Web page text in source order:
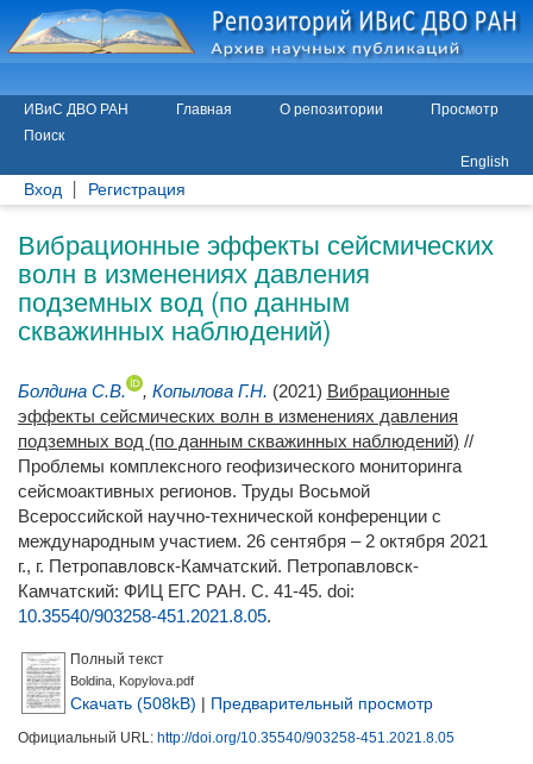
ИВиС ДВО РАН Главная О репозитории
Просмотр
Поиск
English
Вход Регистрация
Вибрационные эффекты сейсмических
волн в изменениях давления
подземных вод (по данным
скважинных наблюдений)
Болдина С.В. , Копылова Г.Н. (2021) Вибрационные
эффекты сейсмических волн в изменениях давления
подземных вод (по данным скважинных наблюдений) //
Проблемы комплексного геофизического мониторинга
сейсмоактивных регионов. Труды Восьмой
Всероссийской научно-технической конференции с
международным участием. 26 сентября – 2 октября 2021
г., г. Петропавловск-Камчатский. Петропавловск-
Камчатский: ФИЦ ЕГС РАН. С. 41-45. doi:
10.35540/903258-451.2021.8.05.
Полный текст
Boldina, Kopylova.pdf
Скачать (508kB) | Предварительный просмотр
Официальный URL: http://doi.org/10.35540/903258-451.2021.8.05